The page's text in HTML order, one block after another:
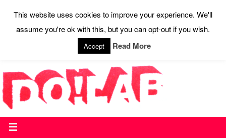
STARTSEITE WEBSHOP WIR SAGEN DO!
AKTUELLES
CONTACT PRESSE
This website uses cookies to improve your experience. We'll
assume you're ok with this, but you can opt-out if you wish.
Accept Read More